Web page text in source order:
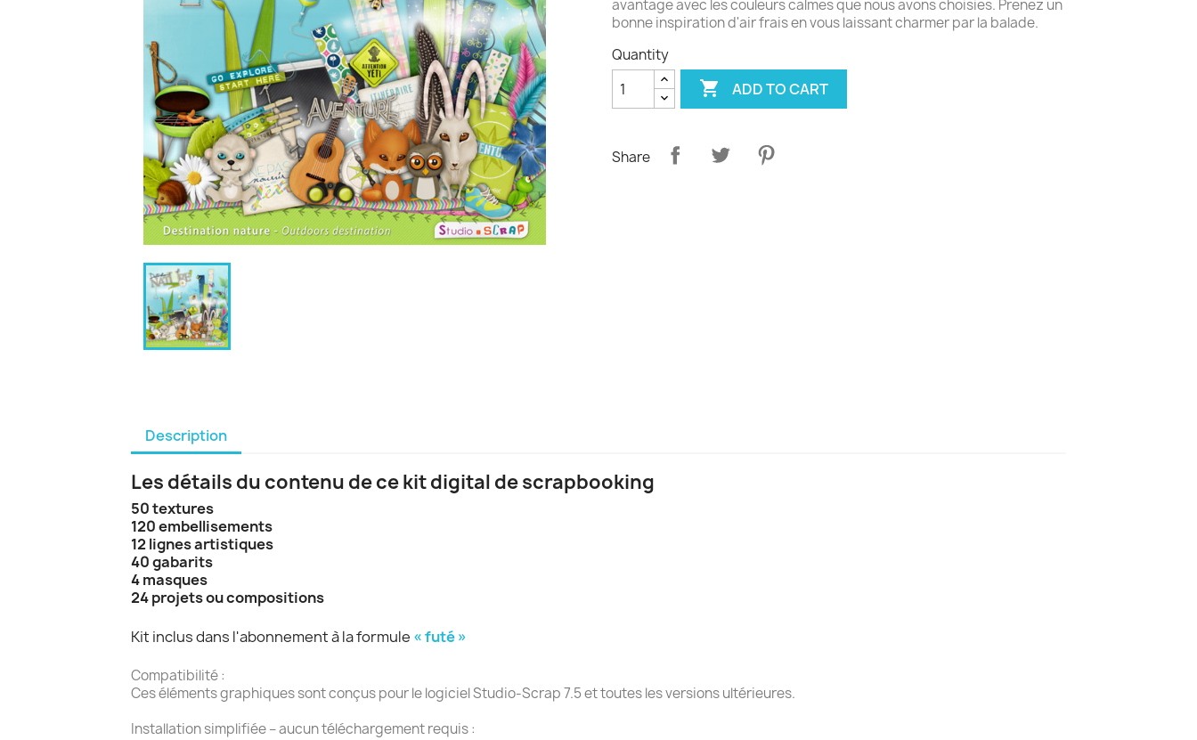
avantage avec les couleurs calmes que nous avons choisies. Prenez un
bonne inspiration d'air frais en vous laissant charmer par la balade.
Quantity
 ADD TO CART
Share
Description
Les détails du contenu de ce kit digital de scrapbooking
50 textures
120 embellisements
12 lignes artistiques
40 gabarits
4 masques
24 projets ou compositions
Kit inclus dans l'abonnement à la formule « futé »
Compatibilité :
Ces éléments graphiques sont conçus pour le logiciel Studio-Scrap 7.5 et toutes les versions ultérieures.
Installation simplifiée – aucun téléchargement requis :